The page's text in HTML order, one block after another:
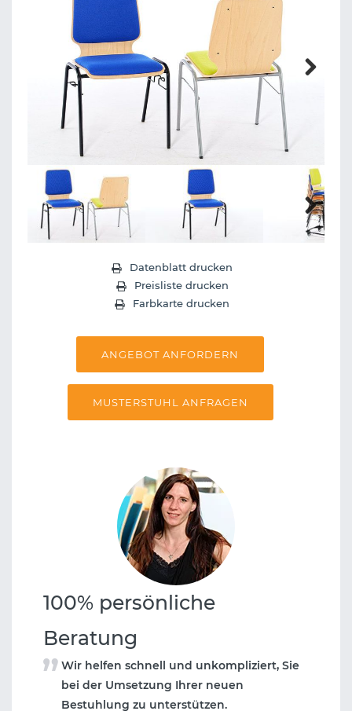
Next
Datenblatt drucken
Preisliste drucken
Farbkarte drucken
ANGEBOT ANFORDERN
MUSTERSTUHL ANFRAGEN
100% persönliche
Beratung
Wir helfen schnell und unkompliziert, Sie
bei der Umsetzung Ihrer neuen
Bestuhlung zu unterstützen.